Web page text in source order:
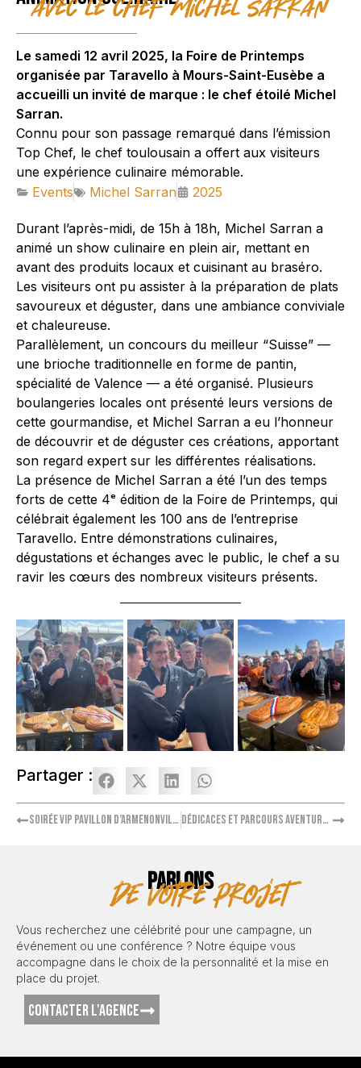
avec le chef Michel Sarran
Le samedi 12 avril 2025, la Foire de Printemps
organisée par Taravello à Mours-Saint-Eusèbe a
accueilli un invité de marque : le chef étoilé Michel
Sarran.
Connu pour son passage remarqué dans l’émission
Top Chef, le chef toulousain a offert aux visiteurs
une expérience culinaire mémorable.
Events
Michel Sarran 2025
Durant l’après-midi, de 15h à 18h, Michel Sarran a
animé un show culinaire en plein air, mettant en
avant des produits locaux et cuisinant au braséro.
Les visiteurs ont pu assister à la préparation de plats
savoureux et déguster, dans une ambiance conviviale
et chaleureuse.
Parallèlement, un concours du meilleur “Suisse” —
une brioche traditionnelle en forme de pantin,
spécialité de Valence — a été organisé. Plusieurs
boulangeries locales ont présenté leurs versions de
cette gourmandise, et Michel Sarran a eu l’honneur
de découvrir et de déguster ces créations, apportant
son regard expert sur les différentes réalisations.
La présence de Michel Sarran a été l’un des temps
forts de cette 4ᵉ édition de la Foire de Printemps, qui
célébrait également les 100 ans de l’entreprise
Taravello. Entre démonstrations culinaires,
dégustations et échanges avec le public, le chef a su
ravir les cœurs des nombreux visiteurs présents.
Partager :
Soirée VIP Pavillon D’Armenonville Dédicaces et parcours aventure avec Laurent Maistret
PARLONS
de votre projet
Vous recherchez une célébrité pour une campagne, un
événement ou une conférence ? Notre équipe vous
accompagne dans le choix de la personnalité et la mise en
place du projet.
CONTACTER L'AGENCE